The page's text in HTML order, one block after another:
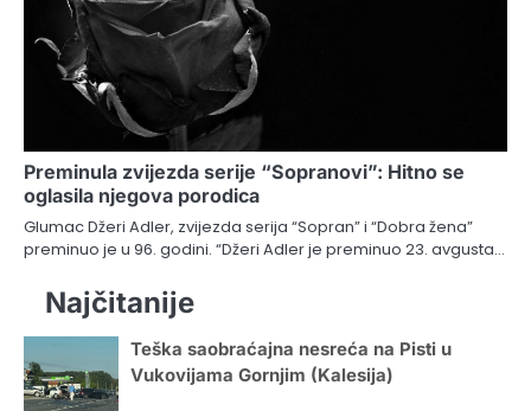
Preminula zvijezda serije “Sopranovi”: Hitno se
oglasila njegova porodica
Glumac Džeri Adler, zvijezda serija “Sopran” i “Dobra žena”
preminuo je u 96. godini. “Džeri Adler je preminuo 23. avgusta…
Najčitanije
Teška saobraćajna nesreća na Pisti u
Vukovijama Gornjim (Kalesija)